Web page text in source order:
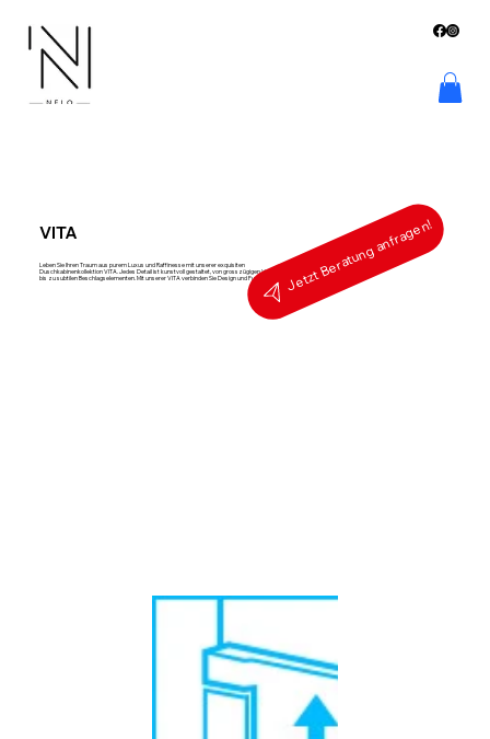
VITA
Leben Sie Ihren Traum aus purem Luxus und Raffinesse mit unserer exquisiten
Duschkabinenkollektion VITA. Jedes Detail ist kunstvoll gestaltet, von grosszügigen Verglasungen
bis zu subtilen Beschlagselementen. Mit unserer VITA verbinden Sie Design und Funktion in Perfektion.Jetzt Beratung anfragen!